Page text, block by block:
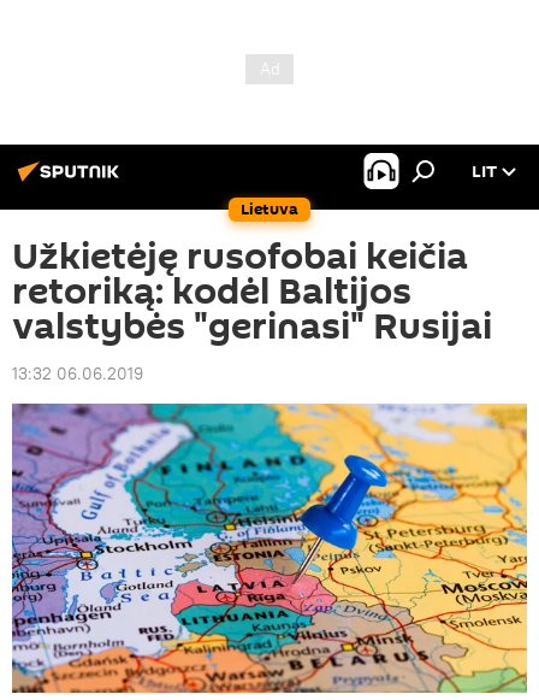
Lietuva
LIT
Užkietėję rusofobai keičia
retoriką: kodėl Baltijos
valstybės "gerinasi" Rusijai
13:32 06.06.2019